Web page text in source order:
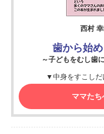
西村
歯から始
～子どもをむし歯
▼中身をすこしだ
ママた